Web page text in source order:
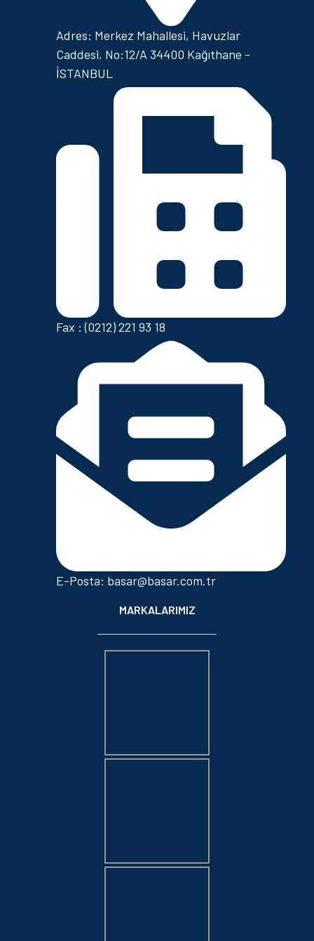
Adres: Merkez Mahallesi, Havuzlar
Caddesi, No:12/A 34400 Kağıthane -
İSTANBUL
Fax : (0212) 221 93 18
E-Posta: basar@basar.com.tr
MARKALARIMIZ